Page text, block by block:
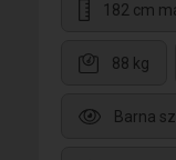
182 cm
88 kg
Barna